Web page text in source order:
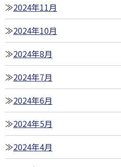
2024年11月
2024年10月
2024年8月
2024年7月
2024年6月
2024年5月
2024年4月